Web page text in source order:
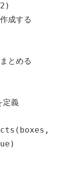
成する
とめる
定義